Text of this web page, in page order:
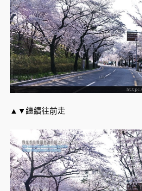
▲▼繼續往前走